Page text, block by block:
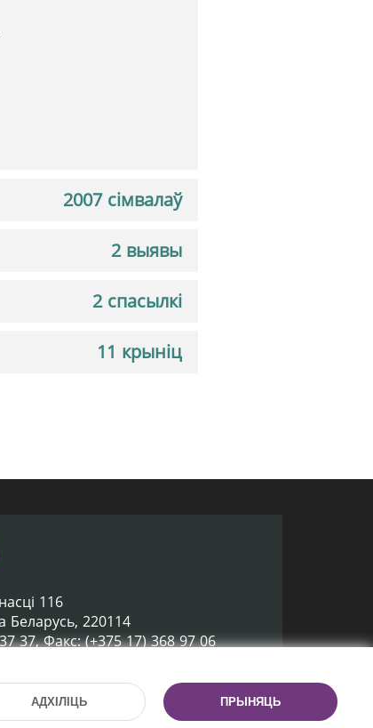
2007 сімвалаў
2 выявы
2 спасылкі
11 крыніц
116
Беларусь, 220114
37, Факс: (+375 17) 368 97 06
Распрацоўка сайта:mrsoft.by
АДХІЛІЦЬ ПРЫНЯЦЬ